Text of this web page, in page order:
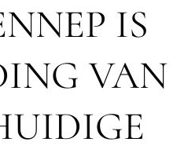
IS
VAN